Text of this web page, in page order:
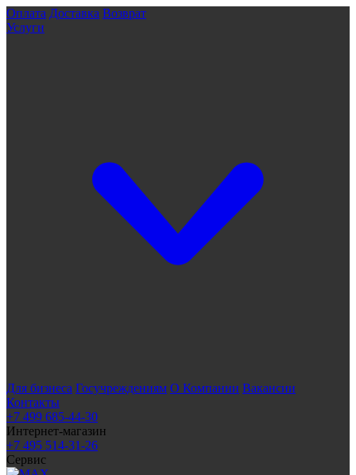
Оплата Доставка Возврат
Услуги
Для бизнеса Госучреждениям О Компании Вакансии
Контакты
+7 499 685-44-30
Интернет-магазин
+7 495 514-31-26
Сервис